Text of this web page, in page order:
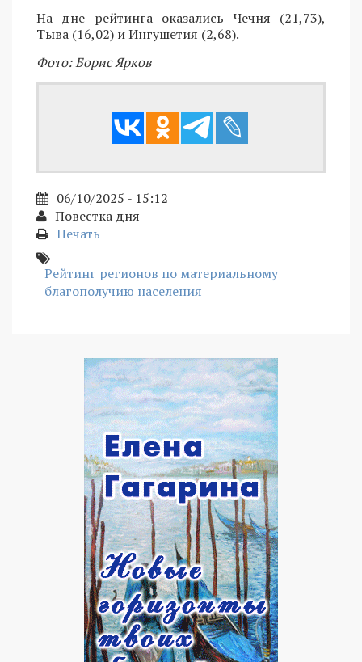
На дне рейтинга оказались Чечня (21,73),
Тыва (16,02) и Ингушетия (2,68).
Фото: Борис Ярков
06/10/2025 - 15:12
Повестка дня
Печать
Рейтинг регионов по материальному
благополучию населения